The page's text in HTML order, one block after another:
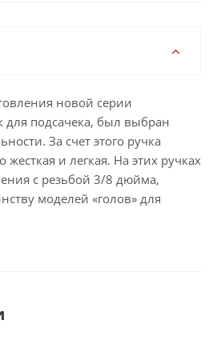
новой серии
для подсачека, был выбран
За счет этого ручка
жесткая и легкая. На этих ручках
с резьбой 3/8 дюйма,
моделей «голов» для